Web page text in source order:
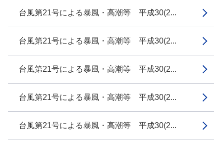
台風第21号による暴風・高潮等 平成30(2...
台風第21号による暴風・高潮等 平成30(2...
台風第21号による暴風・高潮等 平成30(2...
台風第21号による暴風・高潮等 平成30(2...
台風第21号による暴風・高潮等 平成30(2...